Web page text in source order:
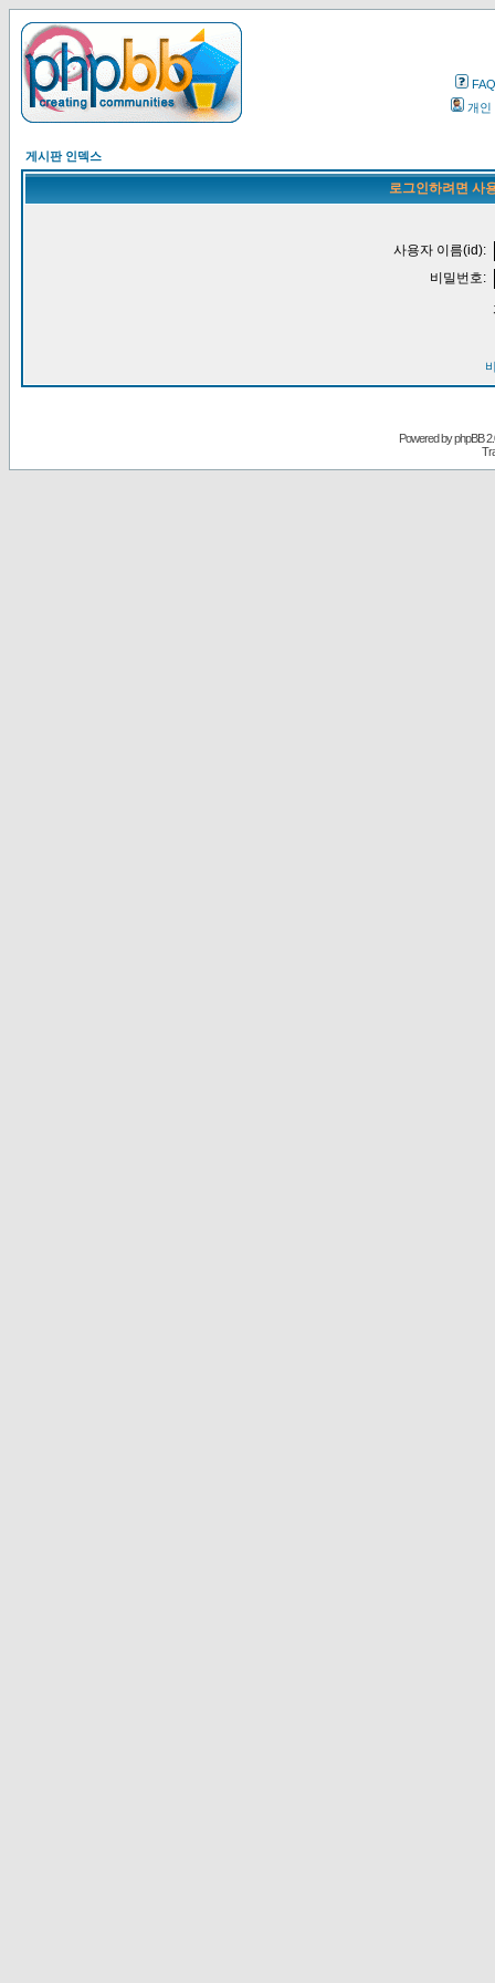
FAQ
개인
게시판 인덱스
로그인하려면 사
사용자 이름(id):
비밀번호:
Powered byphpBB